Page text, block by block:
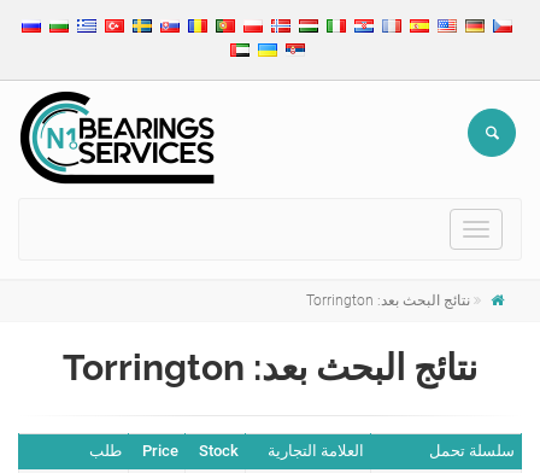
Toggle
نتائج البحث بعد: Torrington
نتائج البحث بعد: Torrington
سلسلة تحمل العلامة التجارية Stock
Price طلب